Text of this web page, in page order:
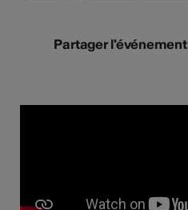
Partager l'événement